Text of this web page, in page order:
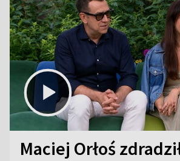
Maciej Orłoś